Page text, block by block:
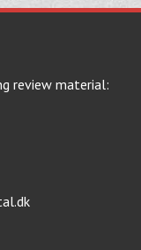
review material: